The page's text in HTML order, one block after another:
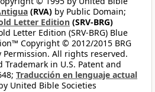
(RVA) by Public Domain;
Letter Edition (SRV-BRG)
Letter Edition (SRV-BRG) Blue
Copyright © 2012/2015 BRG
All rights reserved.
Trademark in U.S. Patent and
Traducción en lenguaje actual
United Bible Societies